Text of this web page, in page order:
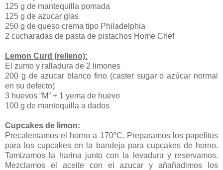
125 g de mantequilla pomada
125 g de azucar glas
250 g de queso crema tipo Philadelphia
2 cucharadas de pasta de pistachos Home Chef
Lemon Curd (relleno):
El zumo y ralladura de 2 limones
200 g de azucar blanco fino (caster sugar o azúcar normal
en su defecto)
3 huevos “M” + 1 yema de huevo
100 g de mantequilla a dados
Cupcakes de limon:
Precalentamos el horno a 170ºC. Preparamos los papelitos
para los cupcakes en la bandeja para cupcakes de horno.
Tamizamos la harina junto con la levadura y reservamos.
Mezclamos el aceite con el azucar y añañadimos los